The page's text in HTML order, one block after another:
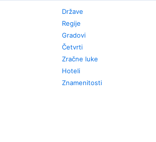
Države
Regije
Gradovi
Četvrti
Zračne luke
Hoteli
Znamenitosti